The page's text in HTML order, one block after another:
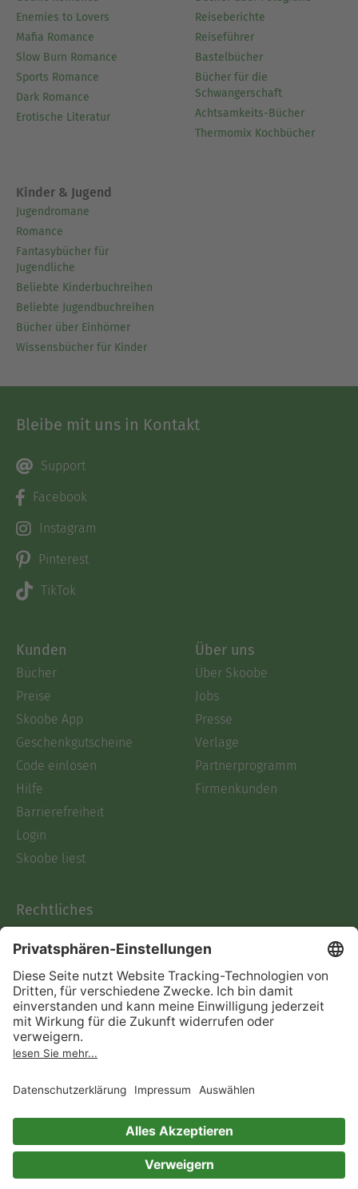
Enemies to Lovers
Mafia Romance
Slow Burn Romance
Sports Romance
Dark Romance
Erotische Literatur
Reiseberichte
Reiseführer
Bastelbücher
Bücher für die
Schwangerschaft
Achtsamkeits-Bücher
Thermomix Kochbücher
Kinder & Jugend
Jugendromane
Romance
Fantasybücher für
Jugendliche
Beliebte Kinderbuchreihen
Beliebte Jugendbuchreihen
Bücher über Einhörner
Wissensbücher für Kinder
Bleibe mit uns in Kontakt
Support
Facebook
Instagram
Pinterest
TikTok
Kunden
Bücher
Preise
Skoobe App
Geschenkgutscheine
Code einlösen
Hilfe
Barrierefreiheit
Login
Skoobe liest
Über uns
Über Skoobe
Jobs
Presse
Verlage
Partnerprogramm
Firmenkunden
Rechtliches
AGB
Informationen nach Data
Act
Verträge hier kündigen
Impressum
Immer ein gutes Buch